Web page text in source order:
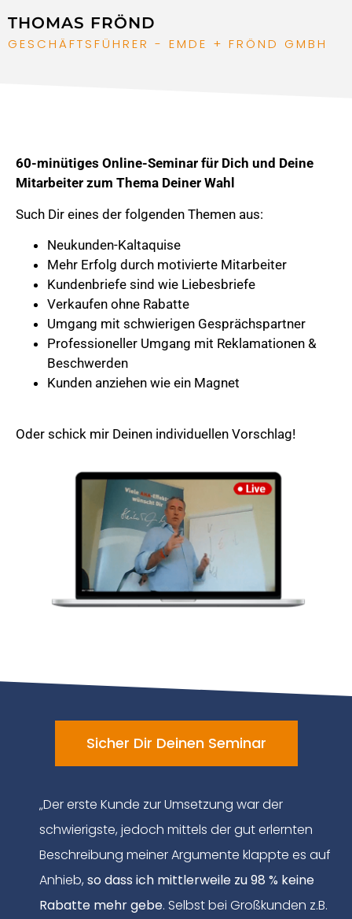
THOMAS FRÖND
GESCHÄFTSFÜHRER - EMDE + FRÖND GMBH
60-minütiges Online-Seminar für Dich und Deine
Mitarbeiter zum Thema Deiner Wahl
Such Dir eines der folgenden Themen aus:
Neukunden-Kaltaquise
Mehr Erfolg durch motivierte Mitarbeiter
Kundenbriefe sind wie Liebesbriefe
Verkaufen ohne Rabatte
Umgang mit schwierigen Gesprächspartner
Professioneller Umgang mit Reklamationen &
Beschwerden
Kunden anziehen wie ein Magnet
Oder schick mir Deinen individuellen Vorschlag!
Sicher Dir Deinen Seminar
„Der erste Kunde zur Umsetzung war der
schwierigste, jedoch mittels der gut erlernten
Beschreibung meiner Argumente klappte es auf
Anhieb, so dass ich mittlerweile zu 98 % keine
Rabatte mehr gebe. Selbst bei Großkunden z.B.